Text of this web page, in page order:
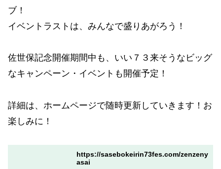
ブ！
イベントラストは、みんなで盛りあがろう！
佐世保記念開催期間中も、いい７３来そうなビッグ
なキャンペーン・イベントも開催予定！
詳細は、ホームページで随時更新していきます！お
楽しみに！
https://sasebokeirin73fes.com/zenzeny
asai